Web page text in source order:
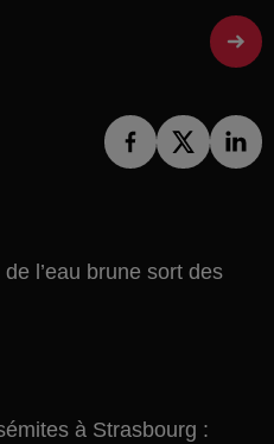
l’eau brune sort des
à Strasbourg :